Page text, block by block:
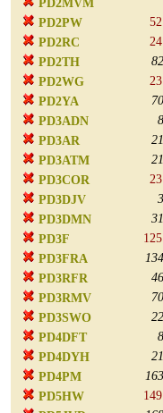
PD2MVM
PD2PW
PD2RC
PD2TH
PD2WG
PD2YA
PD3ADN
PD3AR
PD3ATM
PD3COR
PD3DJV
PD3DMN
PD3F
PD3FRA
PD3RFR
PD3RMV
PD3SWO
PD4DFT
PD4DYH
PD4PM
PD5HW